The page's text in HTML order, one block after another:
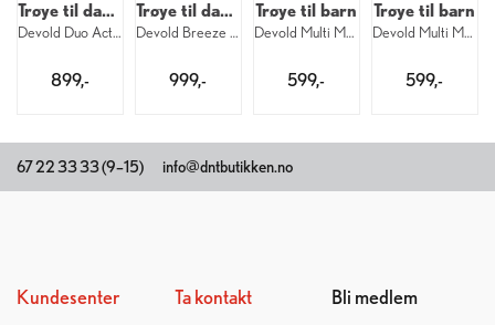
Trøye til dame
Devold Duo Active Merino Shirt W 445
899,-
Trøye til dame
Devold Breeze Merino Shirt W 696
999,-
Trøye til barn
Devold Multi Merino Shirt Kid 233
599,-
Trøye til barn
Devold Multi Merino Shirt Kid 287
599,-
67 22 33 33 (9–15) info@dntbutikken.no
Kundesenter
Ta kontakt Bli medlem